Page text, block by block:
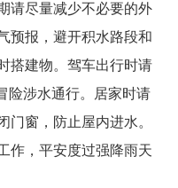
尽量减少不必要的外
预报，避开积水路段和
搭建物。驾车出行时请
险涉水通行。居家时请
门窗，防止屋内进水。
作，平安度过强降雨天